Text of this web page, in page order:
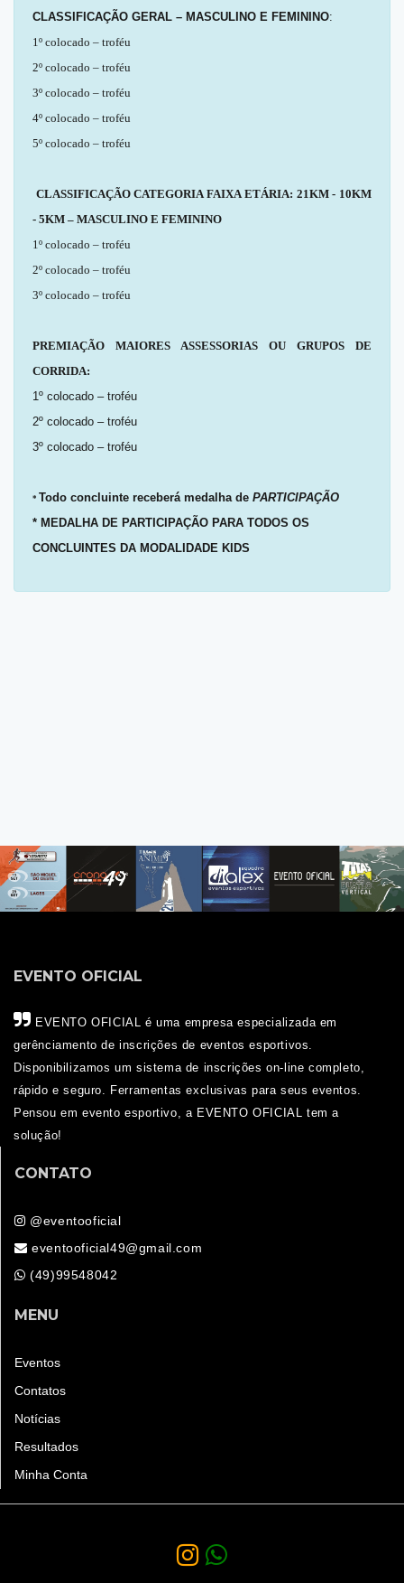
CLASSIFICAÇÃO GERAL – MASCULINO E FEMININO:
1º colocado – troféu
2º colocado – troféu
3º colocado – troféu
4º colocado – troféu
5º colocado – troféu
CLASSIFICAÇÃO CATEGORIA FAIXA ETÁRIA: 21KM - 10KM
- 5KM – MASCULINO E FEMININO
1º colocado – troféu
2º colocado – troféu
3º colocado – troféu
PREMIAÇÃO MAIORES ASSESSORIAS OU GRUPOS DE
CORRIDA:
1º colocado – troféu
2º colocado – troféu
3º colocado – troféu
* Todo concluinte receberá medalha de PARTICIPAÇÃO
* MEDALHA DE PARTICIPAÇÃO PARA TODOS OS
CONCLUINTES DA MODALIDADE KIDS
EVENTO OFICIAL
EVENTO OFICIAL é uma empresa especializada em
gerênciamento de inscrições de eventos esportivos.
Disponibilizamos um sistema de inscrições on-line completo,
rápido e seguro. Ferramentas exclusivas para seus eventos.
Pensou em evento esportivo, a EVENTO OFICIAL tem a
solução!
CONTATO
@eventooficial
eventooficial49@gmail.com
(49)99548042
MENU
Eventos
Contatos
Notícias
Resultados
Minha Conta